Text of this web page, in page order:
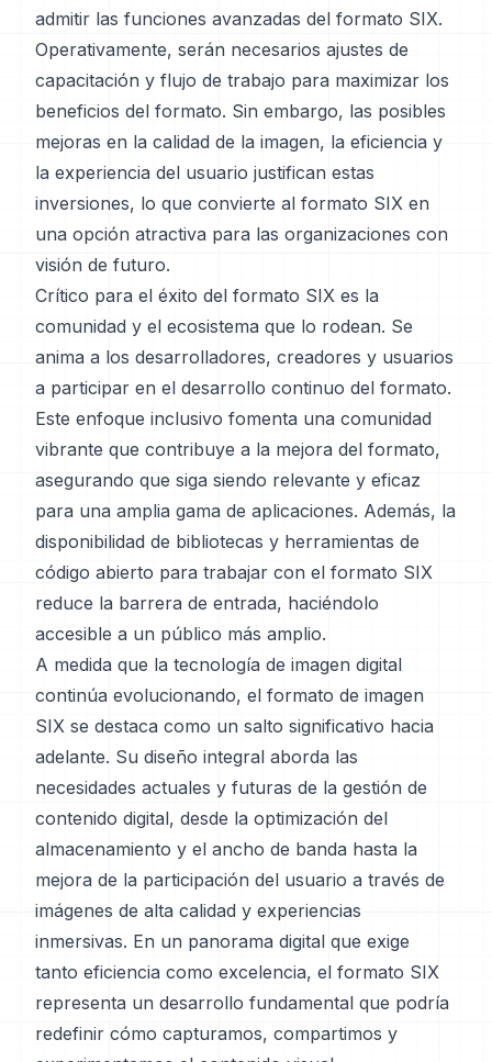
admitir las funciones avanzadas del formato SIX.
Operativamente, serán necesarios ajustes de
capacitación y flujo de trabajo para maximizar los
beneficios del formato. Sin embargo, las posibles
mejoras en la calidad de la imagen, la eficiencia y
la experiencia del usuario justifican estas
inversiones, lo que convierte al formato SIX en
una opción atractiva para las organizaciones con
visión de futuro.
Crítico para el éxito del formato SIX es la
comunidad y el ecosistema que lo rodean. Se
anima a los desarrolladores, creadores y usuarios
a participar en el desarrollo continuo del formato.
Este enfoque inclusivo fomenta una comunidad
vibrante que contribuye a la mejora del formato,
asegurando que siga siendo relevante y eficaz
para una amplia gama de aplicaciones. Además, la
disponibilidad de bibliotecas y herramientas de
código abierto para trabajar con el formato SIX
reduce la barrera de entrada, haciéndolo
accesible a un público más amplio.
A medida que la tecnología de imagen digital
continúa evolucionando, el formato de imagen
SIX se destaca como un salto significativo hacia
adelante. Su diseño integral aborda las
necesidades actuales y futuras de la gestión de
contenido digital, desde la optimización del
almacenamiento y el ancho de banda hasta la
mejora de la participación del usuario a través de
imágenes de alta calidad y experiencias
inmersivas. En un panorama digital que exige
tanto eficiencia como excelencia, el formato SIX
representa un desarrollo fundamental que podría
redefinir cómo capturamos, compartimos y